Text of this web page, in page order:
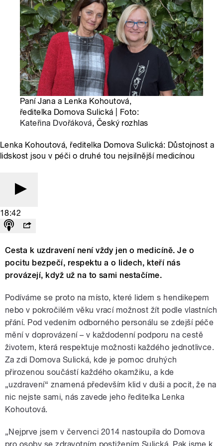
Paní Jana a Lenka Kohoutová,
ředitelka Domova Sulická | Foto:
Kateřina Dvořáková, Český rozhlas
Lenka Kohoutová, ředitelka Domova Sulická: Důstojnost a
lidskost jsou v péči o druhé tou nejsilnější medicínou
18:42
Cesta k uzdravení není vždy jen o medicíně. Je o
pocitu bezpečí, respektu a o lidech, kteří nás
provázejí, když už na to sami nestačíme.
Podíváme se proto na místo, které lidem s hendikepem
nebo v pokročilém věku vrací možnost žít podle vlastních
přání. Pod vedením odborného personálu se zdejší péče
mění v doprovázení – v každodenní podporu na cestě
životem, která respektuje možnosti každého jednotlivce.
Za zdi Domova Sulická, kde je pomoc druhých
přirozenou součástí každého okamžiku, a kde
„uzdravení“ znamená především klid v duši a pocit, že na
nic nejste sami, nás zavede jeho ředitelka Lenka
Kohoutová.
„Nejprve jsem v červenci 2014 nastoupila do Domova